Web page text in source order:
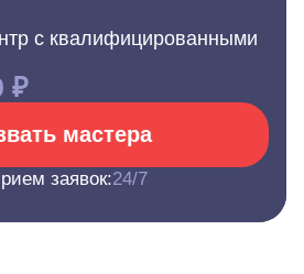
с квалифицированными
₽
мастера
заявок:24/7